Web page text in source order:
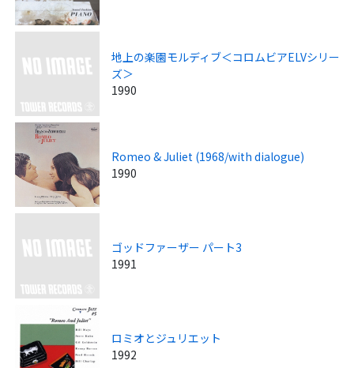
地上の楽園モルディブ＜コロムビアELVシリー
ズ＞
1990
Romeo & Juliet (1968/with dialogue)
1990
ゴッドファーザー パート3
1991
ロミオとジュリエット
1992